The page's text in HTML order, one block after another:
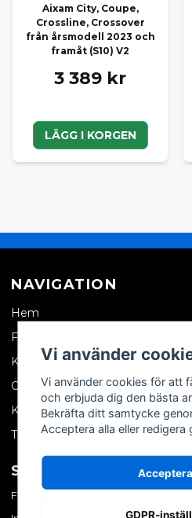
Aixam City, Coupe,
Crossline, Crossover
från årsmodell 2023 och
framåt (S10) V2
3 389 kr
LÄGG I KORGEN
NAVIGATION
Hem
Företagskund
Kontakta oss
Om oss
Köpvillkor
Tips & trix
SOCIALA MEDIER
Facebook
Vi använder
Vi använder cookies för att
och erbjuda dig den bästa
Bekräfta ditt samtycke
Acceptera alla eller redigera
GDPR-